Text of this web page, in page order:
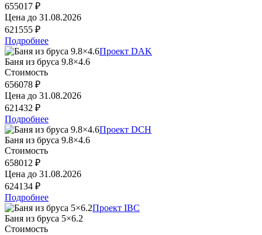
655017 ₽
Цена до 31.08.2026
621555 ₽
Подробнее
Проект DAK
Баня из бруса 9.8×4.6
Стоимость
656078 ₽
Цена до 31.08.2026
621432 ₽
Подробнее
Проект DCH
Баня из бруса 9.8×4.6
Стоимость
658012 ₽
Цена до 31.08.2026
624134 ₽
Подробнее
Проект IBC
Баня из бруса 5×6.2
Стоимость